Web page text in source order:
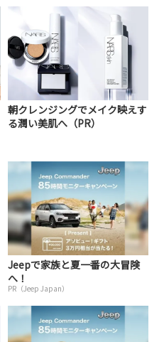
朝クレンジングでメイク映えす
る潤い美肌へ（PR）
Jeepで家族と夏一番の大冒険
へ！
PR（Jeep Japan）